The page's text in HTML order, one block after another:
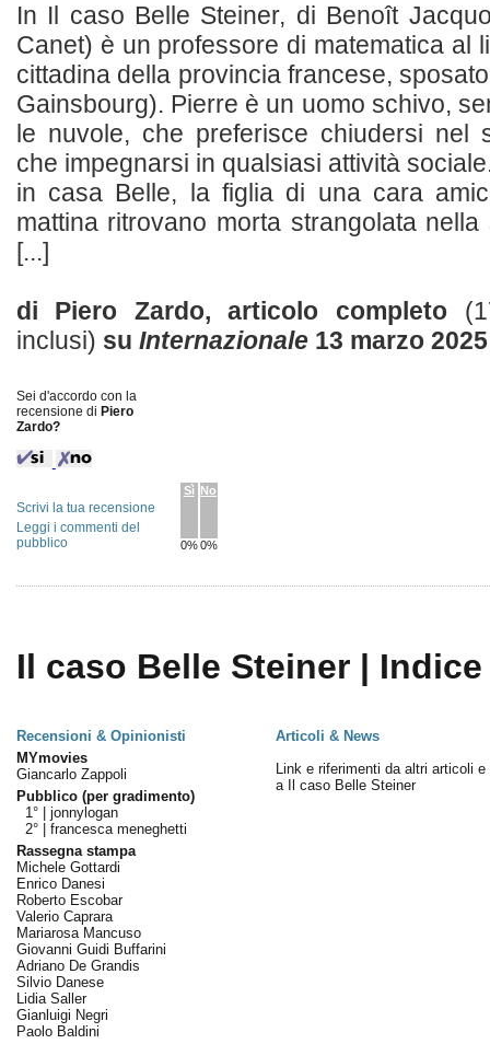
In Il caso Belle Steiner, di Benoît
Canet) è un professore di matematica al
cittadina della provincia francese,
Gainsbourg). Pierre è un uomo schivo,
le nuvole, che preferisce chiudersi nel
che impegnarsi in qualsiasi attività
in casa Belle, la figlia di una cara
mattina ritrovano morta strangolata
[...]
di Piero Zardo, articolo completo
inclusi) su Internazionale13 marzo 2025
Sei d'accordo con la
recensione di Piero
Zardo?
Sì
0%
No
0%
Scrivi la tua recensione
Leggi i commenti del
pubblico
Il caso Belle Steiner | Indice
Recensioni & Opinionisti
Articoli & News
MYmovies
Giancarlo Zappoli
Pubblico (per gradimento)
1° | jonnylogan
2° | francesca meneghetti
Rassegna stampa
Michele Gottardi
Enrico Danesi
Roberto Escobar
Valerio Caprara
Mariarosa Mancuso
Giovanni Guidi Buffarini
Adriano De Grandis
Silvio Danese
Lidia Saller
Gianluigi Negri
Paolo Baldini
Link e riferimenti da altri articoli e
a Il caso Belle Steiner